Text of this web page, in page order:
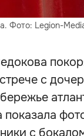
Фото: Legion-
с
показала
с